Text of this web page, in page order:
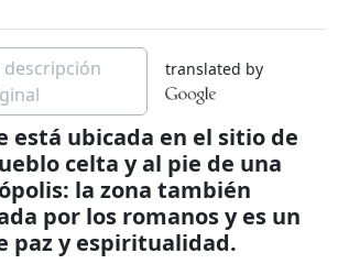
translated by
está ubicada en el sitio de
celta y al pie de una
la zona también
por los romanos y es un
paz y espiritualidad.